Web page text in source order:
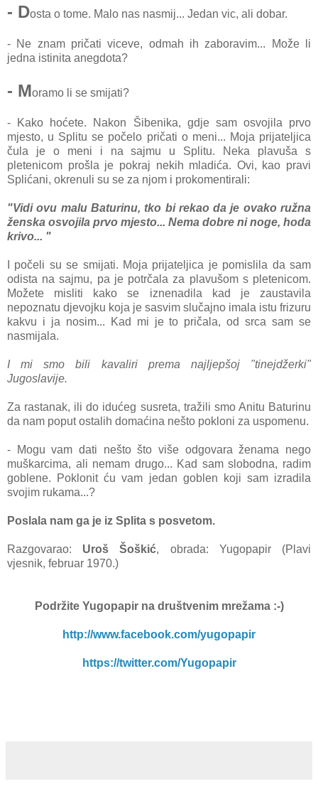
- Dosta o tome. Malo nas nasmij... Jedan vic, ali dobar.
- Ne znam pričati viceve, odmah ih zaboravim... Može li
jedna istinita anegdota?
- Moramo li se smijati?
- Kako hoćete. Nakon Šibenika, gdje sam osvojila prvo
mjesto, u Splitu se počelo pričati o meni... Moja prijateljica
čula je o meni i na sajmu u Splitu. Neka plavuša s
pletenicom prošla je pokraj nekih mladića. Ovi, kao pravi
Splićani, okrenuli su se za njom i prokomentirali:
"Vidi ovu malu Baturinu, tko bi rekao da je ovako ružna
ženska osvojila prvo mjesto... Nema dobre ni noge, hoda
krivo... "
I počeli su se smijati. Moja prijateljica je pomislila da sam
odista na sajmu, pa je potrčala za plavušom s pletenicom.
Možete misliti kako se iznenadila kad je zaustavila
nepoznatu djevojku koja je sasvim slučajno imala istu frizuru
kakvu i ja nosim... Kad mi je to pričala, od srca sam se
nasmijala.
I mi smo bili kavaliri prema najljepšoj "tinejdžerki"
Jugoslavije.
Za rastanak, ili do idućeg susreta, tražili smo Anitu Baturinu
da nam poput ostalih domaćina nešto pokloni za uspomenu.
- Mogu vam dati nešto što više odgovara ženama nego
muškarcima, ali nemam drugo... Kad sam slobodna, radim
goblene. Poklonit ću vam jedan goblen koji sam izradila
svojim rukama...?
Poslala nam ga je iz Splita s posvetom.
Razgovarao: Uroš Šoškić, obrada: Yugopapir (Plavi
vjesnik, februar 1970.)
Podržite Yugopapirna društvenim mrežama :-)
http://www.facebook.com/yugopapir
https://twitter.com/Yugopapir